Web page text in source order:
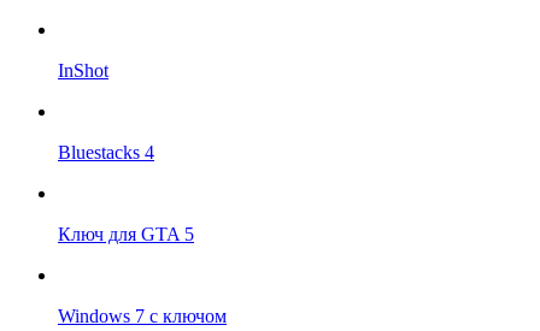
InShot
Bluestacks 4
Ключ для GTA 5
Windows 7 с ключом